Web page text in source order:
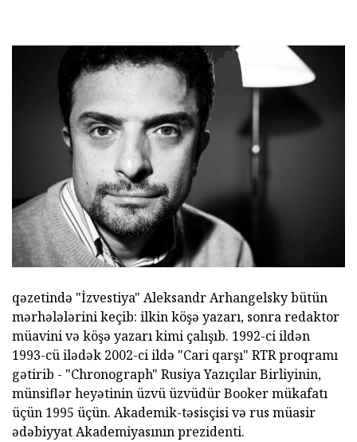
qəzetində "İzvestiya" Aleksandr Arhangelsky bütün
mərhələlərini keçib: ilkin köşə yazarı, sonra redaktor
müavini və köşə yazarı kimi çalışıb. 1992-ci ildən
1993-cü ilədək 2002-ci ildə "Cari qarşı" RTR proqramı
gətirib - "Chronograph" Rusiya Yazıçılar Birliyinin,
münsiflər heyətinin üzvü üzvüdür Booker mükafatı
üçün 1995 üçün. Akademik-təsisçisi və rus müasir
ədəbiyyat Akademiyasının prezidenti.